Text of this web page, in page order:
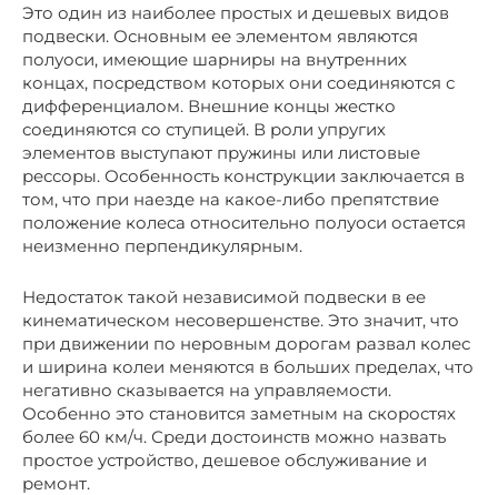
Это один из наиболее простых и дешевых видов
подвески. Основным ее элементом являются
полуоси, имеющие шарниры на внутренних
концах, посредством которых они соединяются с
дифференциалом. Внешние концы жестко
соединяются со ступицей. В роли упругих
элементов выступают пружины или листовые
рессоры. Особенность конструкции заключается в
том, что при наезде на какое-либо препятствие
положение колеса относительно полуоси остается
неизменно перпендикулярным.
Недостаток такой независимой подвески в ее
кинематическом несовершенстве. Это значит, что
при движении по неровным дорогам развал колес
и ширина колеи меняются в больших пределах, что
негативно сказывается на управляемости.
Особенно это становится заметным на скоростях
более 60 км/ч. Среди достоинств можно назвать
простое устройство, дешевое обслуживание и
ремонт.